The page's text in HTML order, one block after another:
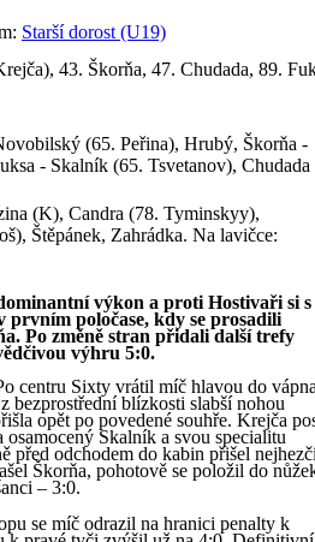
Starší dorost (U19)
43. Škorňa, 47. Chudada, 89.
(65. Peřina), Hrubý, Škorňa -
- Skalník (65. Tsvetanov), Chudada
(K), Candra (78. Tyminskyy),
Štěpánek, Zahrádka. Na lavičce:
výkon a proti Hostivaři si s
prvním poločase, kdy se prosadili
Po změně stran přidali další trefy
výhru 5:0.
centru Sixty vrátil míč hlavou do vápna
bezprostřední blízkosti slabší nohou
opět po povedené souhře. Krejča
Skalník a svou specialitu
před odchodem do kabin přišel
Škorňa, pohotově se položil do
– 3:0.
se míč odrazil na hranici penalty k